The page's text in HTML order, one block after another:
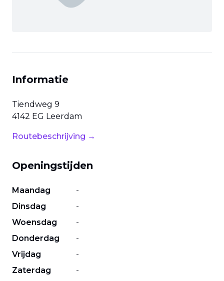
Informatie
Tiendweg 9
4142 EG Leerdam
Routebeschrijving →
Openingstijden
Maandag
-
Dinsdag
-
Woensdag
-
Donderdag
-
Vrijdag
-
Zaterdag
-